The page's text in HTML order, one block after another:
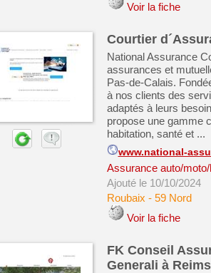
Voir la fiche
Courtier
National Assurance
assurances et
Pas-de-Calais.
à nos clients des
adaptés à leurs
propose une gamme
habitation, santé et ...
www.national-
Assurance auto/
Ajouté le 10/10/2024
Roubaix - 59 Nord
Voir la fiche
FK Conseil
Generali à Reims